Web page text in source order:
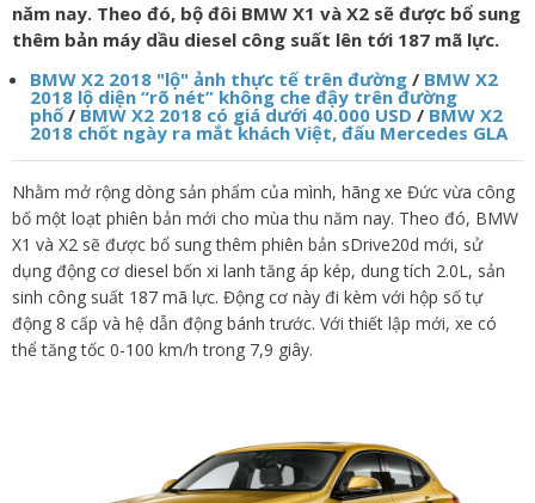
năm nay. Theo đó, bộ đôi BMW X1 và X2 sẽ được bổ sung
thêm bản máy dầu diesel công suất lên tới 187 mã lực.
BMW X2 2018 "lộ" ảnh thực tế trên đường / BMW X2
2018 lộ diện “rõ nét” không che đậy trên đường
phố / BMW X2 2018 có giá dưới 40.000 USD / BMW X2
2018 chốt ngày ra mắt khách Việt, đấu Mercedes GLA
Nhằm mở rộng dòng sản phẩm của mình, hãng xe Đức vừa công
bố một loạt phiên bản mới cho mùa thu năm nay. Theo đó, BMW
X1 và X2 sẽ được bổ sung thêm phiên bản sDrive20d mới, sử
dụng động cơ diesel bốn xi lanh tăng áp kép, dung tích 2.0L, sản
sinh công suất 187 mã lực. Động cơ này đi kèm với hộp số tự
động 8 cấp và hệ dẫn động bánh trước. Với thiết lập mới, xe có
thể tăng tốc 0-100 km/h trong 7,9 giây.